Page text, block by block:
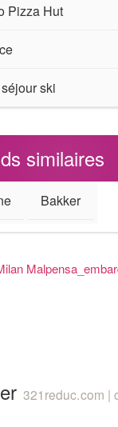
Pizza Hut
ski
similaires
Bakker
321reduc.com |